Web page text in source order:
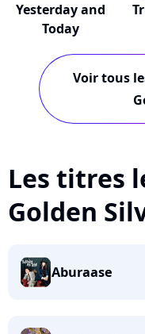
Yesterday and
Today
Voir tous
Les titres
Golden
Aburaase